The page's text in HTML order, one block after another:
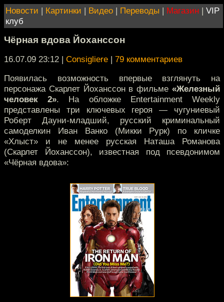
Новости | Картинки | Видео | Переводы | Магазин | VIP
клуб
Чёрная вдова Йоханссон
16.07.09 23:12 | Consigliere | 79 комментариев
Появилась возможность впервые взглянуть на
персонажа Скарлет Йоханссон в фильме «Железный
человек 2». На обложке Entertainment Weekly
представлены три ключевых героя — чугуниевый
Роберт Дауни-младший, русский криминальный
самоделкин Иван Ванко (Микки Рурк) по кличке
«Хлыст» и не менее русская Наташа Романова
(Скарлет Йоханссон), известная под псевдонимом
«Чёрная вдова»: